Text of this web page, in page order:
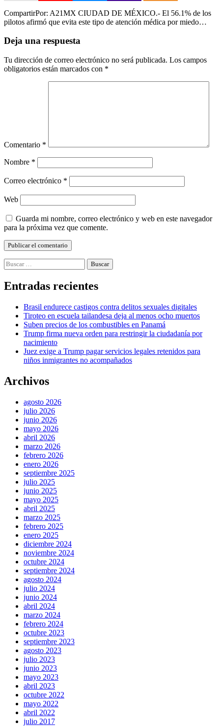
CompartirPor: A21MX CIUDAD DE MÉXICO.- El 56.1% de los
pilotos afirmó que evita este tipo de atención médica por miedo…
Deja una respuesta
Tu dirección de correo electrónico no será publicada. Los campos
obligatorios están marcados con *
Comentario *
Nombre *
Correo electrónico *
Web
Guarda mi nombre, correo electrónico y web en este navegador
para la próxima vez que comente.
Buscar:
Entradas recientes
Brasil endurece castigos contra delitos sexuales digitales
Tiroteo en escuela tailandesa deja al menos ocho muertos
Suben precios de los combustibles en Panamá
Trump firma nueva orden para restringir la ciudadanía por
nacimiento
Juez exige a Trump pagar servicios legales retenidos para
niños inmigrantes no acompañados
Archivos
agosto 2026
julio 2026
junio 2026
mayo 2026
abril 2026
marzo 2026
febrero 2026
enero 2026
septiembre 2025
julio 2025
junio 2025
mayo 2025
abril 2025
marzo 2025
febrero 2025
enero 2025
diciembre 2024
noviembre 2024
octubre 2024
septiembre 2024
agosto 2024
julio 2024
junio 2024
abril 2024
marzo 2024
febrero 2024
octubre 2023
septiembre 2023
agosto 2023
julio 2023
junio 2023
mayo 2023
abril 2023
octubre 2022
mayo 2022
abril 2022
julio 2017